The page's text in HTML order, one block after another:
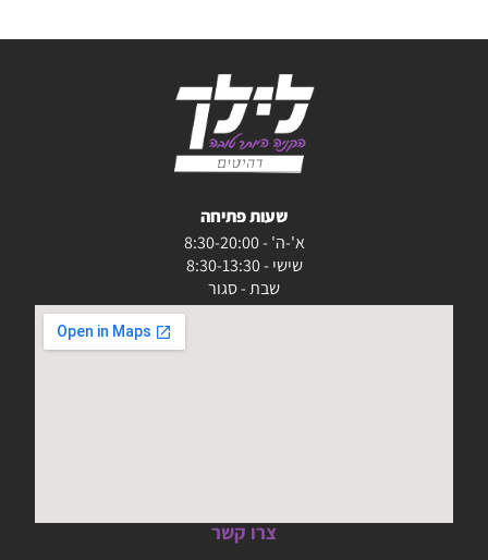
שעות פתיחה
א'-ה' - 8:30-20:00
שישי - 8:30-13:30
שבת - סגור
צרו קשר